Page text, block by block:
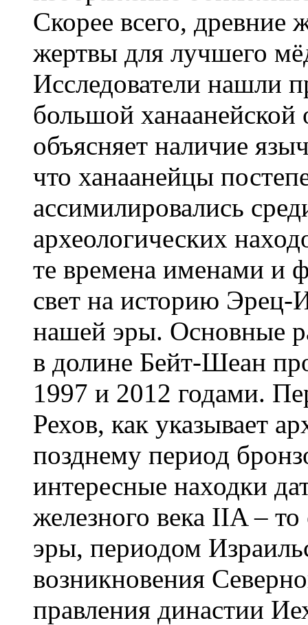
Скорее всего, древние
жертвы для лучшего
Исследователи нашли
большой
объясняет наличие
что ханаанейцы
ассимилировались
археологических
те времена именами и
свет на историю Эрец-
нашей эры. Основные
в долине Бейт-Шеан
1997 и 2012 годами.
Рехов, как указывает
позднему период
интересные находки
железного века IIA –
эры, периодом
возникновения
правления династии